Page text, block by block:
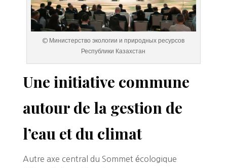
© Министерство экологии и природных ресурсов
Республики Казахстан
Une initiative commune
autour de la gestion de
l’eau et du climat
Autre axe central du Sommet écologique